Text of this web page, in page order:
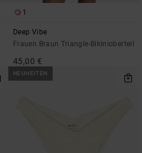
1
Deep Vibe
Frauen Braun Triangle-Bikinioberteil
45,00 €
NEUHEITEN